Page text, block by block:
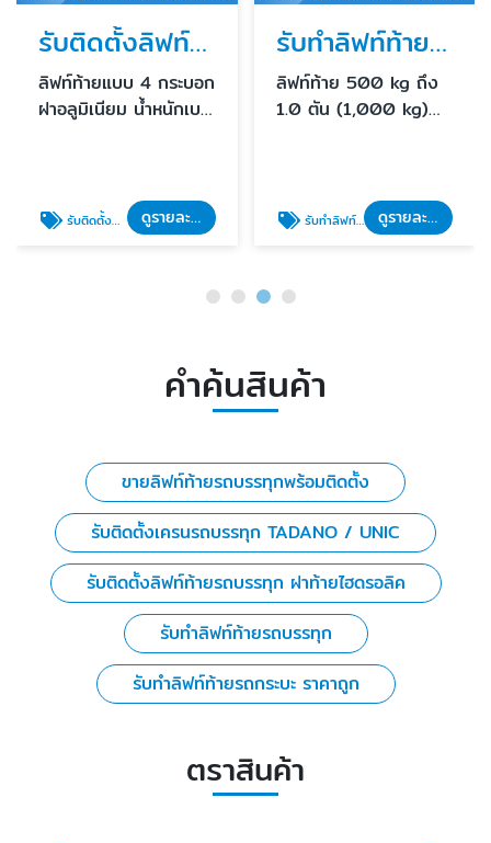
รับติดตั้งลิฟท์ท้ายรถบรรทุก ฝาท้ายไฮดรอลิค
ลิฟท์ท้ายแบบ 4 กระบอก
ฝาอลูมิเนียม น้ำหนักเบา
รับติดตั้งลิฟท์ท้ายรถบรรทุก ฝาท้ายไฮดรอลิค ดูรายละเอียด
รับทำลิฟท์ท้ายรถกระบะ ราคาถูก
ลิฟท์ท้าย 500 kg ถึง
1.0 ตัน (1,000 kg)
รับทำลิฟท์ท้ายรถกระบะ ราคาถูก ดูรายละเอียด
คำค้นสินค้า
ขายลิฟท์ท้ายรถบรรทุกพร้อมติดตั้ง
รับติดตั้งเครนรถบรรทุก TADANO / UNIC
รับติดตั้งลิฟท์ท้ายรถบรรทุก ฝาท้ายไฮดรอลิค
รับทำลิฟท์ท้ายรถบรรทุก
รับทำลิฟท์ท้ายรถกระบะ ราคาถูก
ตราสินค้า